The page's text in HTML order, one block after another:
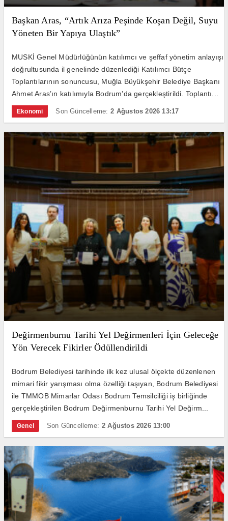
Başkan Aras, “Artık Arıza Peşinde Koşan Değil, Suyu
Yöneten Bir Yapıya Ulaştık”
MUSKİ Genel Müdürlüğünün katılımcı ve şeffaf yönetim anlayışı
doğrultusunda il genelinde düzenlediği Katılımcı Bütçe
Toplantılarının sonuncusu, Muğla Büyükşehir Belediye Başkanı
Ahmet Aras’ın katılımıyla Bodrum’da gerçekleştirildi. Toplantı...
Ekonomi Son Güncelleme: 2 Ağustos 2026 13:17
Değirmenburnu Tarihi Yel Değirmenleri İçin Geleceğe
Yön Verecek Fikirler Ödüllendirildi
Bodrum Belediyesi tarihinde ilk kez ulusal ölçekte düzenlenen
mimari fikir yarışması olma özelliği taşıyan, Bodrum Belediyesi
ile TMMOB Mimarlar Odası Bodrum Temsilciliği iş birliğinde
gerçekleştirilen Bodrum Değirmenburnu Tarihi Yel Değirm...
Genel Son Güncelleme: 2 Ağustos 2026 13:00